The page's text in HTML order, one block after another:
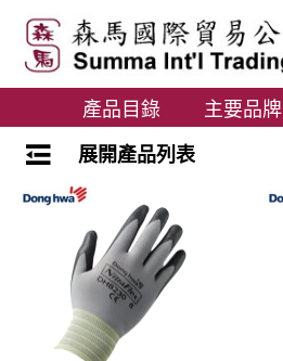
產品目錄 主要品牌
展開產品列表